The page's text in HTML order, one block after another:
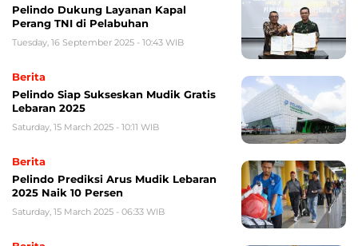
Pelindo Dukung Layanan Kapal
Perang TNI di Pelabuhan
Tuesday, 16 September 2025 - 10:43 WIB
Berita
Pelindo Siap Sukseskan Mudik Gratis
Lebaran 2025
Saturday, 15 March 2025 - 10:11 WIB
Berita
Pelindo Prediksi Arus Mudik Lebaran
2025 Naik 10 Persen
Saturday, 15 March 2025 - 06:33 WIB